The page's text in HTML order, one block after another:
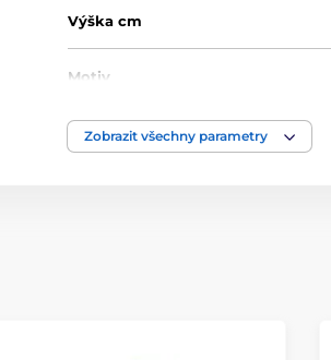
Výška cm
Motiv
Typ ocenění
Zobrazit všechny parametry